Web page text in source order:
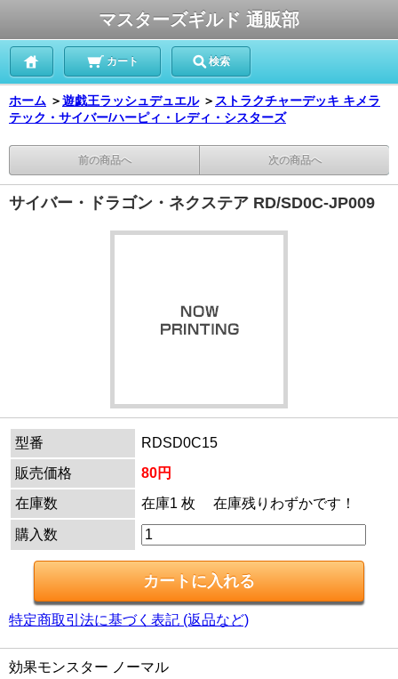
マスターズギルド 通販部
カート 検索
ホーム ＞遊戯王ラッシュデュエル ＞ ストラクチャーデッキ キメラ
テック・サイバー/ハーピィ・レディ・シスターズ
前の商品へ 次の商品へ
サイバー・ドラゴン・ネクステア RD/SD0C-JP009
型番
RDSD0C15
販売価格
80円
在庫数
在庫1 枚 在庫残りわずかです！
購入数
特定商取引法に基づく表記 (返品など)
効果モンスター ノーマル